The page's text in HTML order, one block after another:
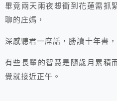
畢竟兩天兩夜想衝到花蓮需抓
聊的庄媽，
深感聽君一席話，勝讀十年書，
有些長輩的智慧是隨歲月累積
覺就接近正午。